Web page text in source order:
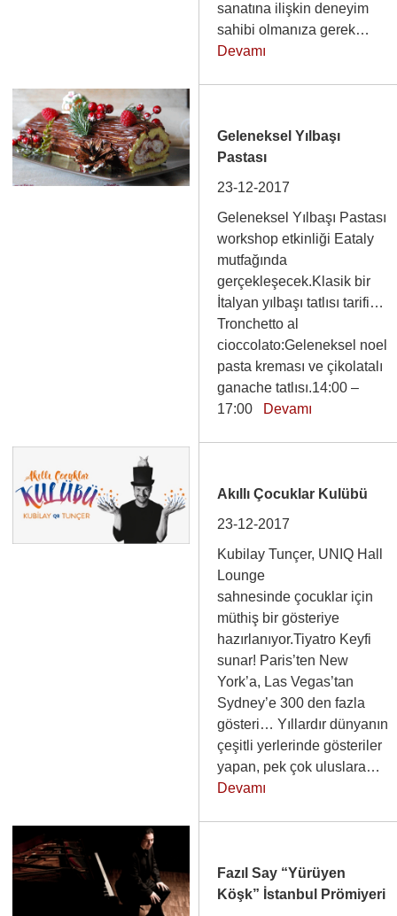
sanatına ilişkin deneyim
sahibi olmanıza gerek…
Devamı
Geleneksel Yılbaşı
Pastası
23-12-2017
Geleneksel Yılbaşı Pastası
workshop etkinliği Eataly
mutfağında
gerçekleşecek.Klasik bir
İtalyan yılbaşı tatlısı tarifi…
Tronchetto al
cioccolato:Geleneksel noel
pasta kreması ve çikolatalı
ganache tatlısı.14:00 –
17:00 Devamı
Akıllı Çocuklar Kulübü
23-12-2017
Kubilay Tunçer, UNIQ Hall
Lounge
sahnesinde çocuklar için
müthiş bir gösteriye
hazırlanıyor.Tiyatro Keyfi
sunar! Paris’ten New
York’a, Las Vegas’tan
Sydney’e 300 den fazla
gösteri… Yıllardır dünyanın
çeşitli yerlerinde gösteriler
yapan, pek çok uluslara…
Devamı
Fazıl Say “Yürüyen
Köşk” İstanbul Prömiyeri